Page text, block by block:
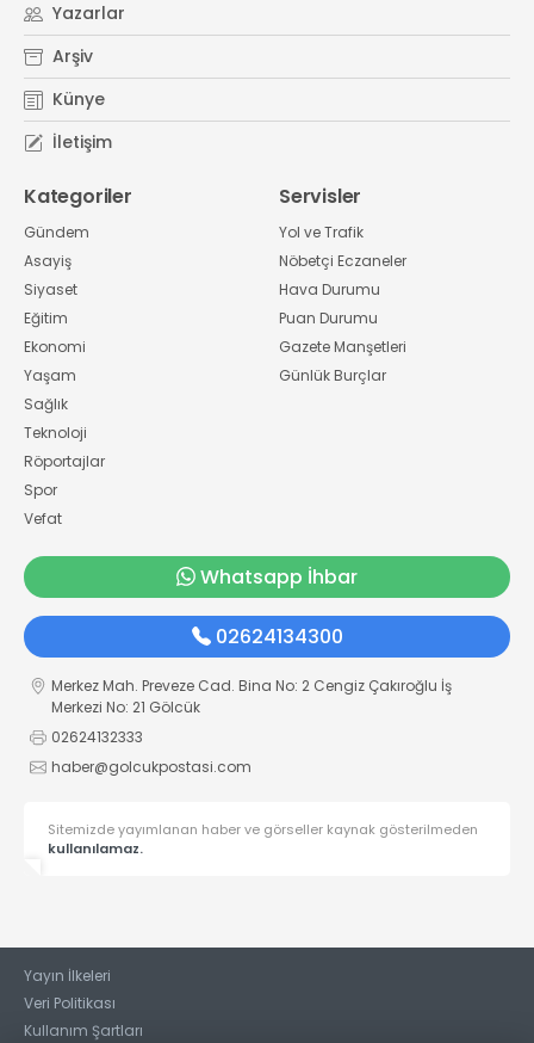
Yazarlar
Arşiv
Künye
İletişim
Kategoriler
Gündem
Asayiş
Siyaset
Eğitim
Ekonomi
Yaşam
Sağlık
Teknoloji
Röportajlar
Spor
Vefat
Servisler
Yol ve Trafik
Nöbetçi Eczaneler
Hava Durumu
Puan Durumu
Gazete Manşetleri
Günlük Burçlar
Whatsapp İhbar
02624134300
Merkez Mah. Preveze Cad. Bina No: 2 Cengiz Çakıroğlu İş
Merkezi No: 21 Gölcük
02624132333
haber@golcukpostasi.com
Sitemizde yayımlanan haber ve görseller kaynak gösterilmeden
kullanılamaz.
Yayın İlkeleri
Veri Politikası
Kullanım Şartları